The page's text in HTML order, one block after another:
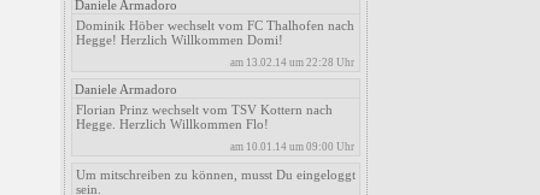
Daniele Armadoro
Dominik Höber wechselt vom FC Thalhofen nach
Hegge! Herzlich Willkommen Domi!
am 13.02.14 um 22:28 Uhr
Daniele Armadoro
Florian Prinz wechselt vom TSV Kottern nach
Hegge. Herzlich Willkommen Flo!
am 10.01.14 um 09:00 Uhr
Um mitschreiben zu können, musst Du eingeloggt
sein.